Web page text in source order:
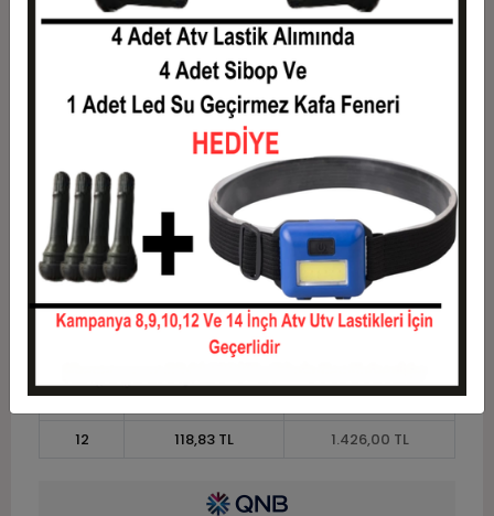
1
1.150,00 TL
1.150,00 TL
575,00 TL
3
410,17 TL
1.230,50 TL
313,37 TL
5
255,30 TL
6
216,58 TL
1.299,50 TL
7
188,93 TL
1.322,50 TL
8
1.345,50 TL
9
152,06 TL
1.368,50 TL
139,15 TL
11
127,55 TL
1.403,00 TL
12
118,83 TL 1.426,00 TL